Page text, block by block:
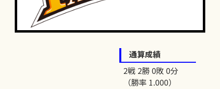
通算成績
2戦 2勝 0敗 0分
（勝率 1.000）